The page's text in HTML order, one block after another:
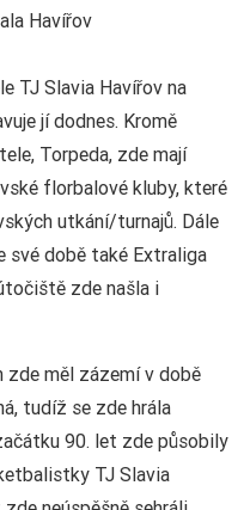
Havířov
TJ Slavia Havířov na
jí dodnes. Kromě
Torpeda, zde mají
florbalové kluby, které
utkání/turnajů. Dále
své době také Extraliga
zde našla i
zde měl zázemí v době
tudíž se zde hrála
90. let zde působily
TJ Slavia